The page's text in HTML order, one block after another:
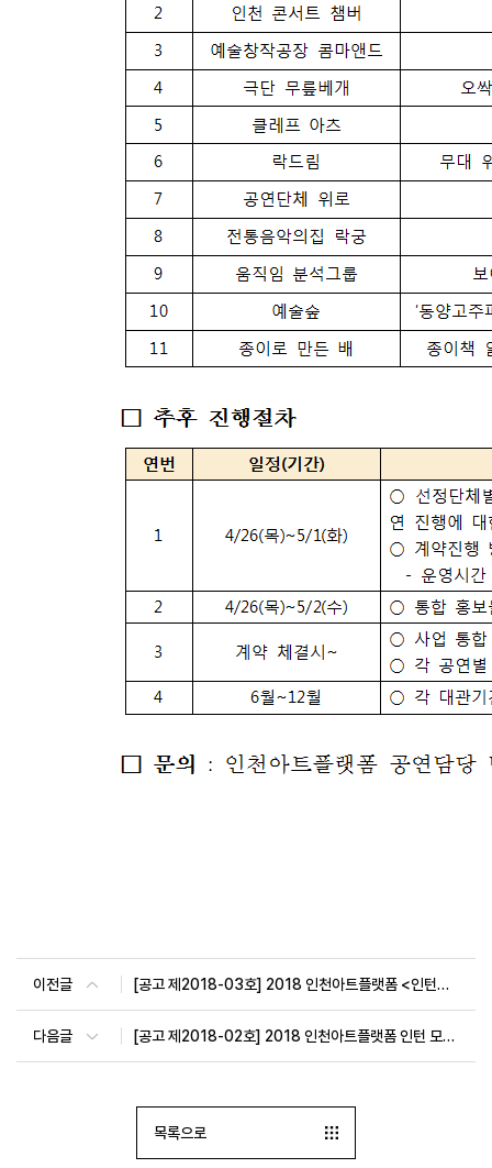
이전글 [공고 제2018-03호] 2018 인천아트플랫폼 <인턴십 프로그램> 면접 심사 대상자 안내
다음글 [공고 제2018-02호] 2018 인천아트플랫폼 인턴 모집 공고
목록으로